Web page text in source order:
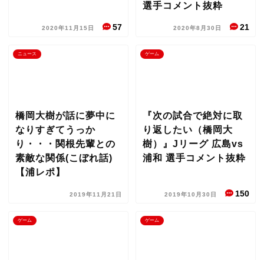
2020年11月15日 57
選手コメント抜粋
2020年8月30日 21
ニュース
橋岡大樹が話に夢中に
なりすぎてうっか
り・・・関根先輩との
素敵な関係(こぼれ話)
【浦レポ】
2019年11月21日
ゲーム
『次の試合で絶対に取
り返したい（橋岡大
樹）』Jリーグ 広島vs
浦和 選手コメント抜粋
2019年10月30日 150
ゲーム ゲーム